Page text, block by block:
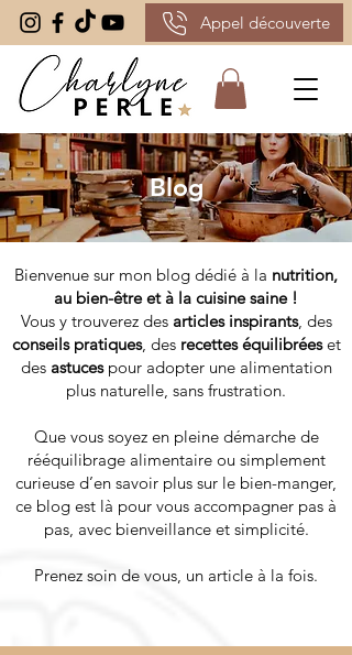
Appel découverte
Blog
Bienvenue sur mon blog dédié à la nutrition,
au bien-être et à la cuisine saine !
Vous y trouverez des articles inspirants, des
conseils pratiques, des recettes équilibréeset
des astuces pour adopter une alimentation
plus naturelle, sans frustration.
Que vous soyez en pleine démarche de
rééquilibrage alimentaire ou simplement
curieuse d’en savoir plus sur le bien-manger,
ce blog est là pour vous accompagner pas à
pas, avec bienveillance et simplicité.
Prenez soin de vous, un article à la fois.